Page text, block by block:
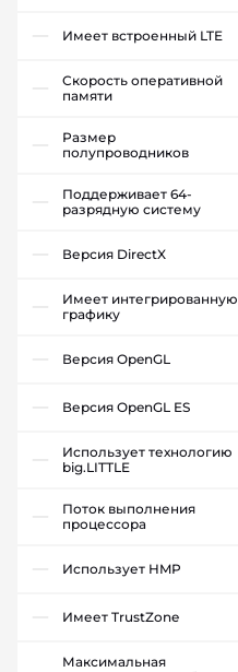
Имеет встроенный LTE
Скорость оперативной
памяти
Размер
полупроводников
Поддерживает 64-
разрядную систему
Версия DirectX
Имеет интегрированную
графику
Версия OpenGL
Версия OpenGL ES
Использует технологию
big.LITTLE
Поток выполнения
процессора
Использует HMP
Имеет TrustZone
Максимальная